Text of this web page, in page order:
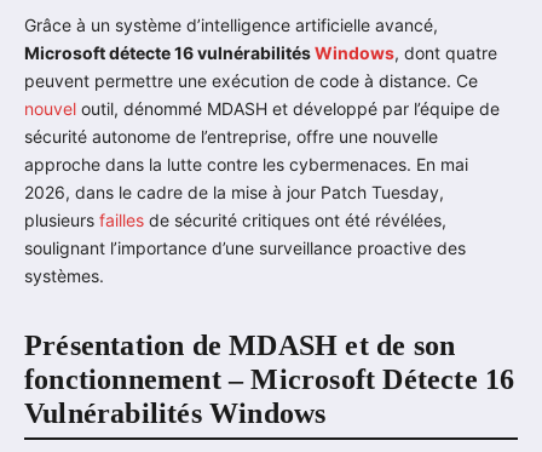
Grâce à un système d’intelligence artificielle avancé,
Microsoft détecte 16 vulnérabilitésWindows, dont quatre
peuvent permettre une exécution de code à distance. Ce
nouvel outil, dénommé MDASH et développé par l’équipe de
sécurité autonome de l’entreprise, offre une nouvelle
approche dans la lutte contre les cybermenaces. En mai
2026, dans le cadre de la mise à jour Patch Tuesday,
plusieurs failles de sécurité critiques ont été révélées,
soulignant l’importance d’une surveillance proactive des
systèmes.
Présentation de MDASH et de son
fonctionnement – Microsoft Détecte 16
Vulnérabilités Windows